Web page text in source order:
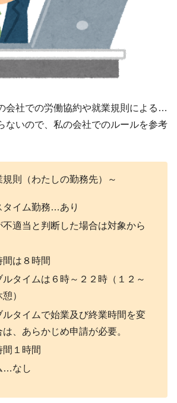
会社での労働協約や就業規則による…
ないので、私の会社でのルールを参考
規則（わたしの勤務先）～
タイム勤務…あり
不適当と判断した場合は対象から
間は８時間
ルタイムは６時～２２時（１２～
）
ルタイムで始業及び終業時間を変
、あらかじめ申請が必要。
１時間
…なし